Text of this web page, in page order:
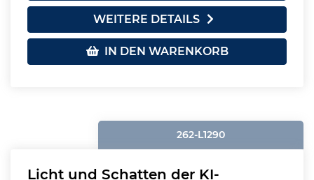
WEITERE DETAILS
IN DEN WARENKORB
262-L1290
Licht und Schatten der KI-